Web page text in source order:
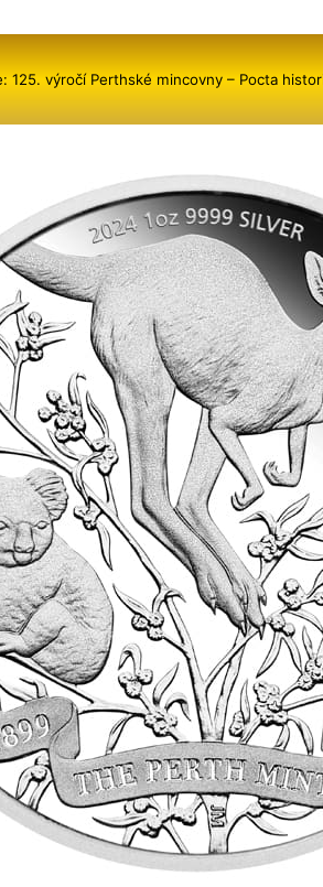
125. výročí Perthské mincovny – Pocta